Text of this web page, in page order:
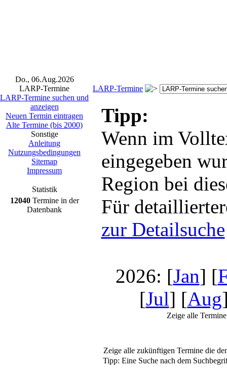
Do., 06.Aug.2026
LARP-Termine
LARP-Termine suchen und
anzeigen
Neuen Termin eintragen
Alte Termine (bis 2000)
Sonstige
Anleitung
Nutzungsbedingungen
Sitemap
Impressum
Statistik
12040Termine in der
Datenbank
LARP-Termine
Tipp:
Wenn im
eingegeben
Region bei
Für
zur Detailsuche
2026: [Jan] [
[Jul] [Aug
Zeige alle
Zeige alle zukünftigen Termine die
Tipp: Eine Suche nach dem